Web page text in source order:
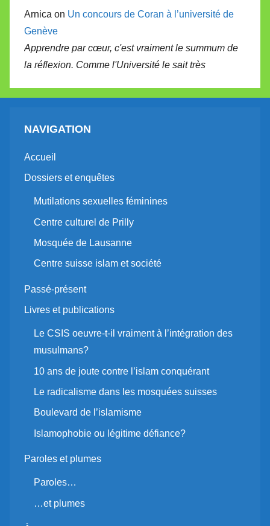
Arnica on Un concours de Coran à l’université de
Genève
Apprendre par cœur, c'est vraiment le summum de
la réflexion. Comme l'Université le sait très
NAVIGATION
Accueil
Dossiers et enquêtes
Mutilations sexuelles féminines
Centre culturel de Prilly
Mosquée de Lausanne
Centre suisse islam et société
Passé-présent
Livres et publications
Le CSIS oeuvre-t-il vraiment à l’intégration des
musulmans?
10 ans de joute contre l’islam conquérant
Le radicalisme dans les mosquées suisses
Boulevard de l’islamisme
Islamophobie ou légitime défiance?
Paroles et plumes
Paroles…
…et plumes